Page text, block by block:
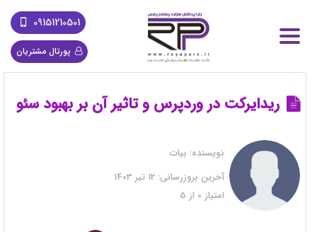
09151210501
پورتال مشتریان
ریدایرکت در وردپرس و تاثیر آن بر بهبود سئو
نویسنده: بیات
آخرین بروزرسانی:
امتیاز 0 از 5